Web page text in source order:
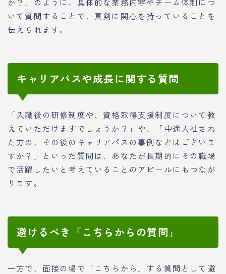
いて質問することで、真剣に関心を持っていることを
伝えられます。
キャリアパスや成長に関する質問
「入職後の研修制度や、資格取得支援制度について教
えていただけますでしょうか？」や、「中途入社され
た方の、その後のキャリアパスの事例などはございま
すか？」といった質問は、あなたが長期的にその職場
で活躍したいと考えていることのアピールにもつなが
ります。
避けるべき「こちらからの質問」
一方で、面接の場で「こちらから」する質問として避